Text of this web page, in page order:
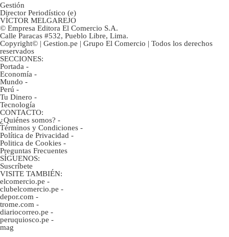
Gestión
Director Periodístico (e)
VÍCTOR MELGAREJO
© Empresa Editora El Comercio S.A.
Calle Paracas #532, Pueblo Libre, Lima.
Copyright© | Gestion.pe | Grupo El Comercio | Todos los derechos
reservados
SECCIONES:
Portada -
Economía -
Mundo -
Perú -
Tu Dinero -
Tecnología
CONTACTO:
¿Quiénes somos? -
Términos y Condiciones -
Política de Privacidad -
Politica de Cookies -
Preguntas Frecuentes
SÍGUENOS:
Suscríbete
VISITE TAMBIÉN:
elcomercio.pe -
clubelcomercio.pe -
depor.com -
trome.com -
diariocorreo.pe -
peruquiosco.pe -
mag